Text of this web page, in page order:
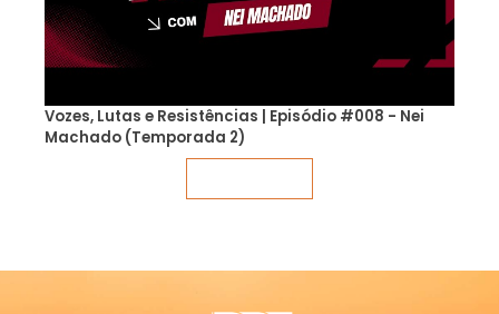
Vozes, Lutas e Resistências | Episódio #008 - Nei
Machado (Temporada 2)